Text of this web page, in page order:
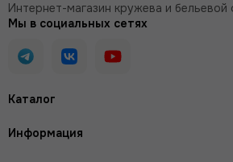
Каталог
Информация
Интернет-магазин кружева и
Мы в социальных сетях